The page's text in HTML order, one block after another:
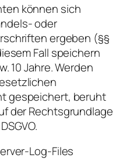
können sich
oder
ergeben (§§
Fall speichern
10 Jahre. Werden
gespeichert, beruht
der Rechtsgrundlage
Log-Files